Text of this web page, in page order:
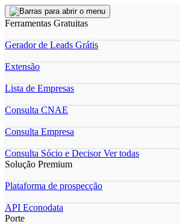
Ferramentas Gratuitas
Gerador de Leads Grátis
Extensão
Lista de Empresas
Consulta CNAE
Consulta Empresa
Consulta Sócio e DecisorVer todas
Solução Premium
Plataforma de prospecção
API Econodata
Porte